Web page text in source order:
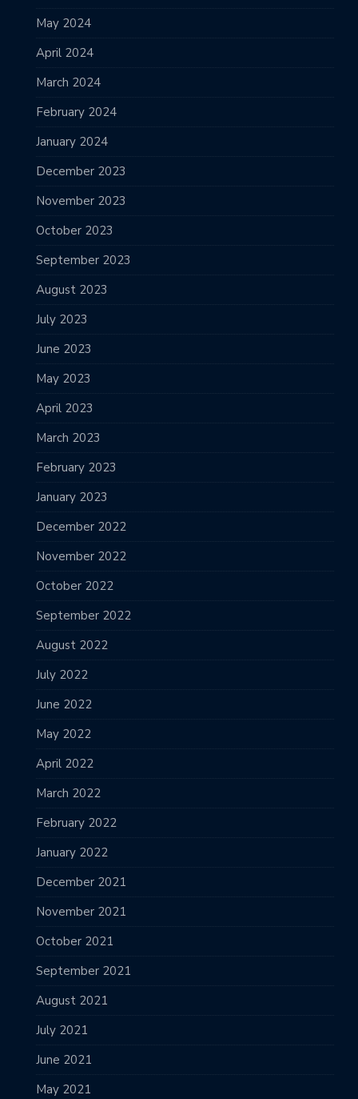
May 2024
April 2024
March 2024
February 2024
January 2024
December 2023
November 2023
October 2023
September 2023
August 2023
July 2023
June 2023
May 2023
April 2023
March 2023
February 2023
January 2023
December 2022
November 2022
October 2022
September 2022
August 2022
July 2022
June 2022
May 2022
April 2022
March 2022
February 2022
January 2022
December 2021
November 2021
October 2021
September 2021
August 2021
July 2021
June 2021
May 2021